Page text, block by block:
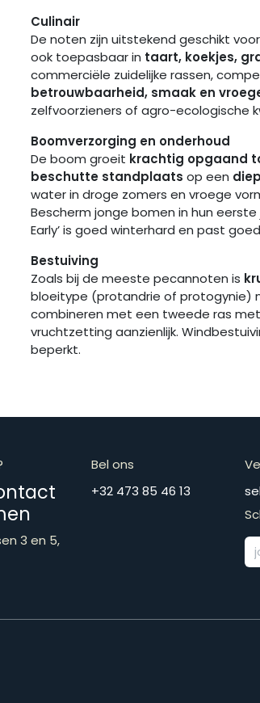
Culinair
De noten zijn uitstekend geschikt voor
ook toepasbaar in taart, koekjes,
commerciële zuidelijke rassen,
betrouwbaarheid, smaak en
zelfvoorzieners of agro-ecologische
Boomverzorging en onderhoud
De boom groeit krachtig opgaand
beschutte standplaats op een
water in droge zomers en vroege
Bescherm jonge bomen in hun
Early’ is goed winterhard en past
Bestuiving
Zoals bij de meeste pecannoten is
bloeitype (protandrie of protogynie)
combineren met een tweede ras met
vruchtzetting aanzienlijk.
beperkt.
3 en 5,
Bel ons
​​​​​​​​​​​​​​​​​​​​​​​+​3​2​ ​4​7​3​ ​8​5​ ​4​6​ ​1​3